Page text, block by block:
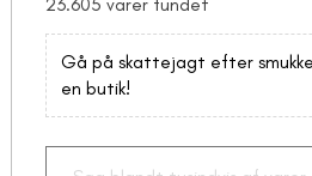
Gå på skattejagt efter
en butik!